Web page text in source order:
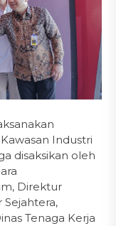
Industri
disaksikan oleh
Direktur
Sejahtera,
Tenaga Kerja